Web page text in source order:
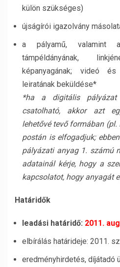
külön szükséges)
újságírói igazolvány
a pályamű, valamint
támpéldányának,
képanyagának; videó
leiratának beküldése*
*ha a digitális
csatolható, akkor azt
lehetővé tevő formában
postán is elfogadjuk;
pályázati anyag 1. számú
adatainál kérje, hogy a
kapcsolatot, hogy anyagát
Határidők
leadási határidő: 2011.
elbírálás határideje: 2011.
eredményhirdetés, díjátadó